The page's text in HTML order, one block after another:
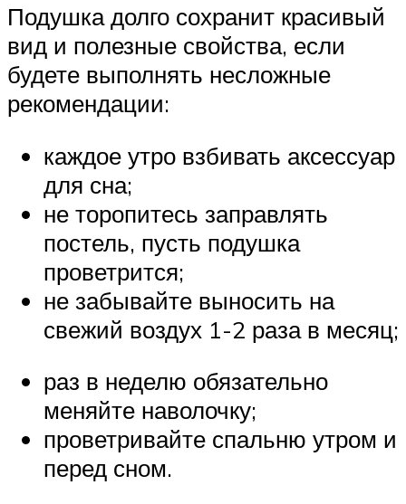
Подушка долго сохранит красивый
вид и полезные свойства, если
будете выполнять несложные
рекомендации:
каждое утро взбивать аксессуар
для сна;
не торопитесь заправлять
постель, пусть подушка
проветрится;
не забывайте выносить на
свежий воздух 1-2 раза в месяц;
раз в неделю обязательно
меняйте наволочку;
проветривайте спальню утром и
перед сном.